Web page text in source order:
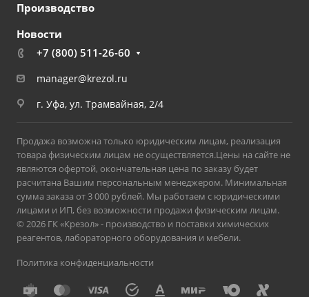
Производство
Новости
+7 (800) 511-26-60
manager@krezol.ru
г. Уфа, ул. Трамвайная, 2/4
Продажа возможна только юридическим лицам, реализация
товара физическим лицам не осуществляется.Цены на сайте не
являются офертой, окончательная цена по заказу будет
расчитана Вашим персональным менеджером. Минимальная
сумма заказа от 3 000 рублей. Мы работаем с юридическими
лицами и ИП, без возможности продажи физическим лицам.
© 2026 ГК «Крезол» - производство и поставки химических
реагентов, лабораторного оборудования и мебели.
Политика конфиденциальности